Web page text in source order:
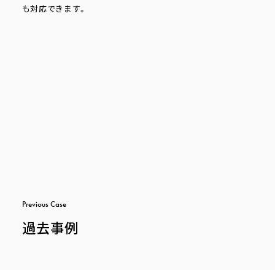
も対応できます。
PreviousCase
過去事例